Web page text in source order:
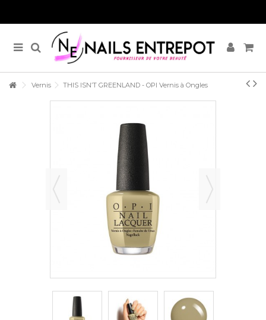
Vernis THIS ISN’T GREENLAND - OPI Vernis à Ongles